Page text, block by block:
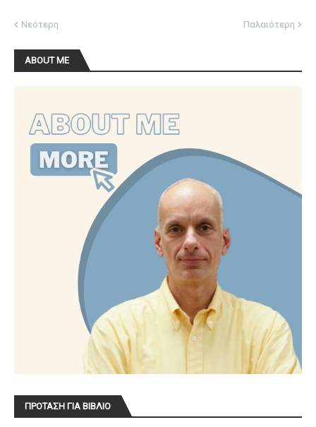
Νεότερη Παλαιότερη
ABOUT ME
ΠΡΟΤΑΣΗ ΓΙΑ ΒΙΒΛΙΟ